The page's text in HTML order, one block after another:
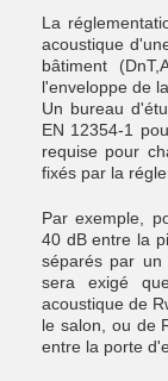
La
acoustique
bâtiment
l'enveloppe de
Un bureau
EN 12354-1
requise pour
fixés par la
Par exemple,
40 dB entre la
séparés par
sera exigé
acoustique de
le salon, ou de
entre la porte